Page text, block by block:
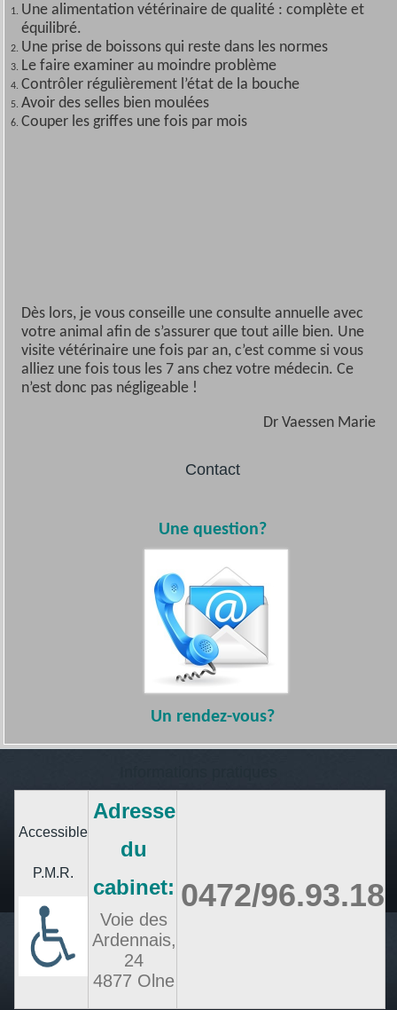
Une alimentation vétérinaire de qualité : complète et
équilibré.
Une prise de boissons qui reste dans les normes
Le faire examiner au moindre problème
Contrôler régulièrement l’état de la bouche
Avoir des selles bien moulées
Couper les griffes une fois par mois
Dès lors, je vous conseille une consulte annuelle avec
votre animal afin de s’assurer que tout aille bien. Une
visite vétérinaire une fois par an, c’est comme si vous
alliez une fois tous les 7 ans chez votre médecin. Ce
n’est donc pas négligeable !
Dr Vaessen Marie
Contact
Une question?
Un rendez-vous?
Accessible
P.M.R.
Adresse
du
cabinet:
Voie des
Ardennais,
24
4877 Olne
0472/96.93.18